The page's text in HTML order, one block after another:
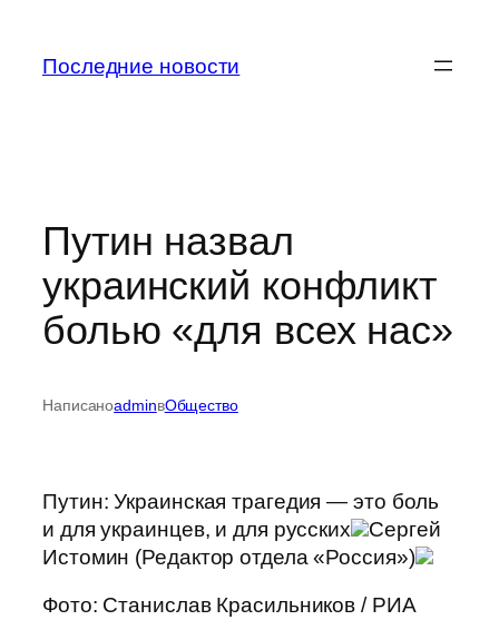
содержимому
Последние новости
Путин назвал
украинский конфликт
болью «для всех нас»
НаписаноadminвОбщество
Путин: Украинская трагедия — это боль
и для украинцев, и для русских
Сергей
Истомин (Редактор отдела «Россия»)
Фото: Станислав Красильников / РИА